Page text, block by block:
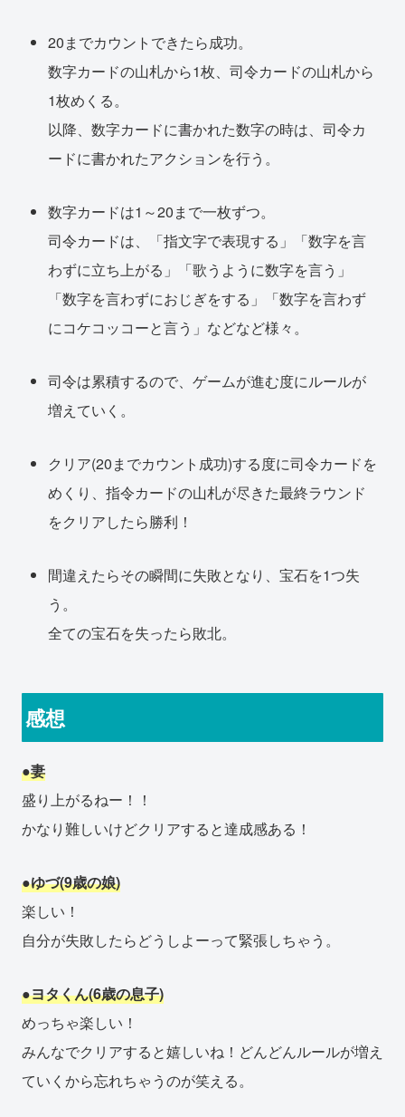
20までカウントできたら成功。
数字カードの山札から1枚、司令カードの山札から
1枚めくる。
以降、数字カードに書かれた数字の時は、司令カ
ードに書かれたアクションを行う。
数字カードは1～20まで一枚ずつ。
司令カードは、「指文字で表現する」「数字を言
わずに立ち上がる」「歌うように数字を言う」
「数字を言わずにおじぎをする」「数字を言わず
にコケコッコーと言う」などなど様々。
司令は累積するので、ゲームが進む度にルールが
増えていく。
クリア(20までカウント成功)する度に司令カードを
めくり、指令カードの山札が尽きた最終ラウンド
をクリアしたら勝利！
間違えたらその瞬間に失敗となり、宝石を1つ失
う。
全ての宝石を失ったら敗北。
感想
●妻
盛り上がるねー！！
かなり難しいけどクリアすると達成感ある！
●ゆづ(9歳の娘)
楽しい！
自分が失敗したらどうしよーって緊張しちゃう。
●ヨタくん(6歳の息子)
めっちゃ楽しい！
みんなでクリアすると嬉しいね！どんどんルールが増え
ていくから忘れちゃうのが笑える。